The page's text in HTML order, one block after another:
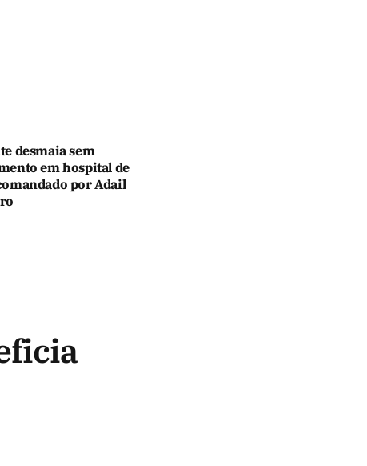
desmaia sem
em hospital de
por Adail